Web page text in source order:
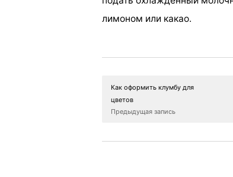
лимоном или какао.
Как оформить клумбу для
цветов
Предыдущая запись